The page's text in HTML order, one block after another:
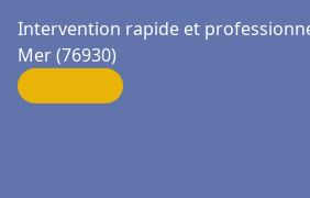
Intervention rapide et
Mer (76930)